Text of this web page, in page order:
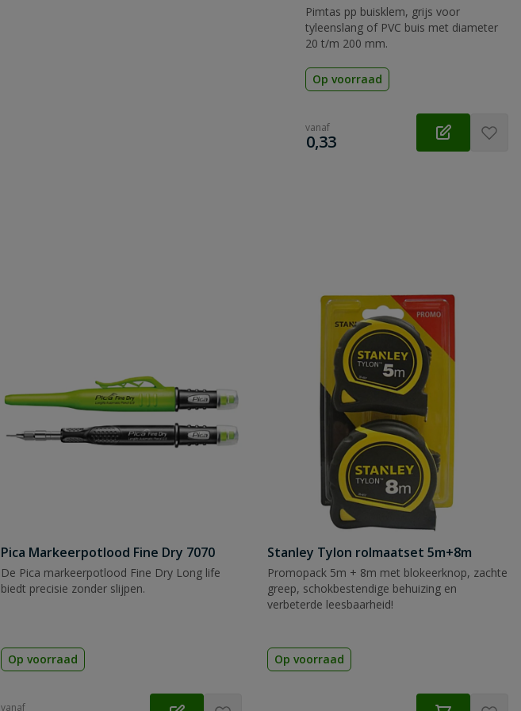
Pimtas pp buisklem, grijs voor
tyleenslang of PVC buis met diameter
20 t/m 200 mm.
Op voorraad
vanaf
€
0,33
Pica Markeerpotlood Fine Dry 7070
De Pica markeerpotlood Fine Dry Long life
biedt precisie zonder slijpen.
Op voorraad
vanaf
Stanley Tylon rolmaatset 5m+8m
Promopack 5m + 8m met blokeerknop, zachte
greep, schokbestendige behuizing en
verbeterde leesbaarheid!
Op voorraad